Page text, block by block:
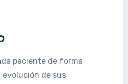
paciente de forma
evolución de sus